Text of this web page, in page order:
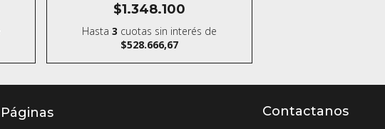
$1.348.100
Hasta 3 cuotas sin interés de
$528.666,67
Páginas Contactanos